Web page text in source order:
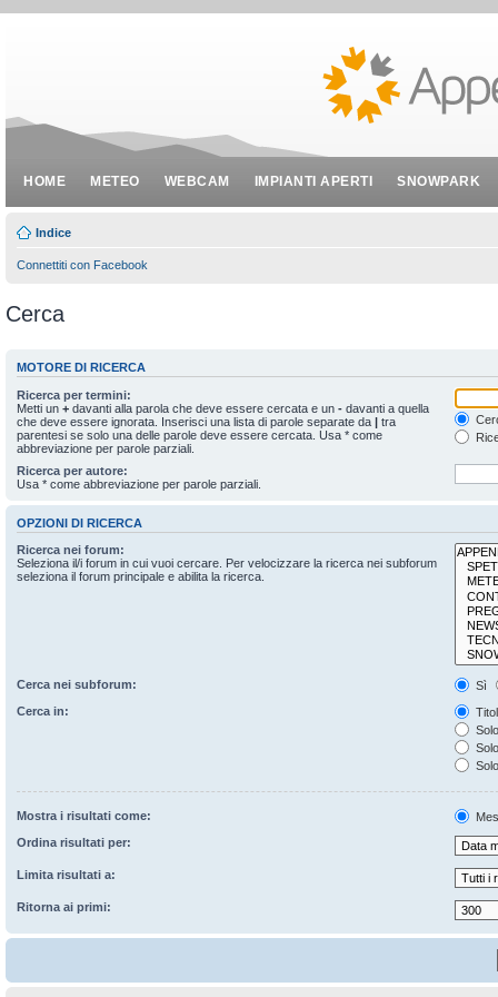
HOME METEO WEBCAM IMPIANTI APERTI SNOWPARK
Indice
Connettiti con Facebook
Cerca
MOTORE DI RICERCA
Ricerca per termini:
Metti un + davanti alla parola che deve essere cercata e un - davanti a quella
che deve essere ignorata. Inserisci una lista di parole separate da | tra
parentesi se solo una delle parole deve essere cercata. Usa * come
abbreviazione per parole parziali.
Ricerca per autore:
Usa * come abbreviazione per parole parziali.
OPZIONI DI RICERCA
Ricerca nei forum:
Seleziona il/i forum in cui vuoi cercare. Per velocizzare la ricerca nei subforum
seleziona il forum principale e abilita la ricerca.
Cerca nei subforum:
Sì
Cerca in:
Mostra i risultati come:
Ordina risultati per:
Limita risultati a:
Ritorna ai primi: